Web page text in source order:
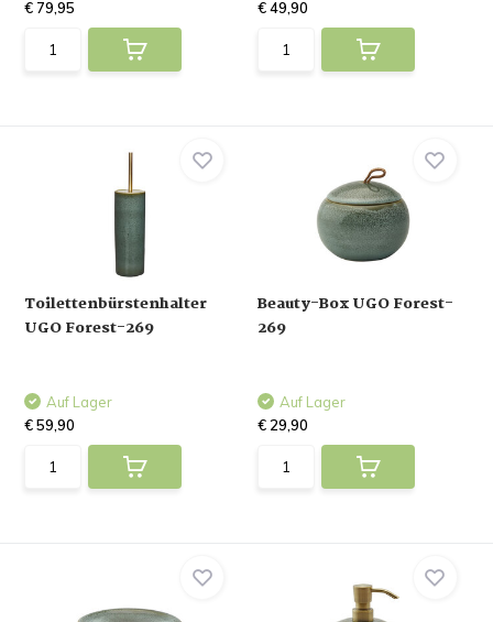
€ 79,95
€ 49,90
Toilettenbürstenhalter
UGO Forest-269
Auf Lager
€ 59,90
Beauty-Box UGO Forest-
269
Auf Lager
€ 29,90